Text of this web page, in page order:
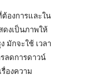
องการและใน
งเป็นภาพให้
มักจะใช้ เวลา
ลดการดาวน์
องความ